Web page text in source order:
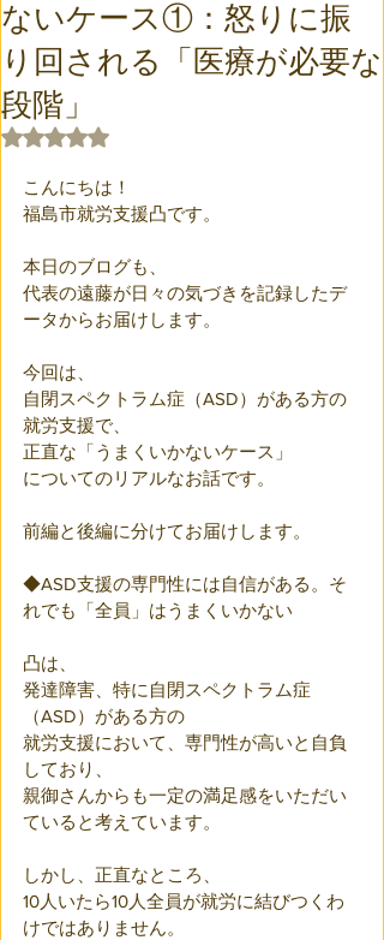
ないケース①：怒りに振
り回される「医療が必要な
段階」
5つ星のうちNaNと評価されています。
こんにちは！
福島市就労支援凸です。
本日のブログも、
代表の遠藤が日々の気づきを記録したデ
ータからお届けします。
今回は、
自閉スペクトラム症（ASD）がある方の
就労支援で、
正直な「うまくいかないケース」
についてのリアルなお話です。
前編と後編に分けてお届けします。
◆ASD支援の専門性には自信がある。そ
れでも「全員」はうまくいかない
凸は、
発達障害、特に自閉スペクトラム症
（ASD）がある方の
就労支援において、専門性が高いと自負
しており、
親御さんからも一定の満足感をいただい
ていると考えています。
しかし、正直なところ、
10人いたら10人全員が就労に結びつくわ
けではありません。